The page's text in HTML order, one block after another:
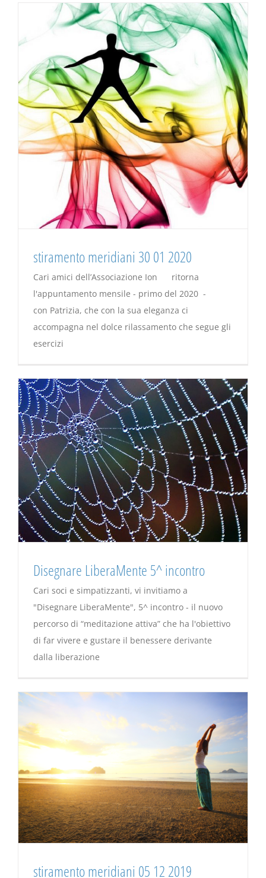
stiramento meridiani 30 01 2020
Cari amici dell’Associazione Ion ritorna
l'appuntamento mensile - primo del 2020 -
con Patrizia, che con la sua eleganza ci
accompagna nel dolce rilassamento che segue gli
esercizi
Disegnare LiberaMente 5^ incontro
Cari soci e simpatizzanti, vi invitiamo a
"Disegnare LiberaMente", 5^ incontro - il nuovo
percorso di “meditazione attiva” che ha l'obiettivo
di far vivere e gustare il benessere derivante
dalla liberazione
stiramento meridiani 05 12 2019